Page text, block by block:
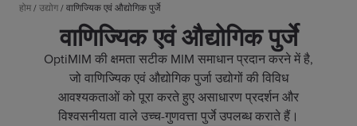
होम/उद्योग/वाणिज्यिक एवं औद्योगिक पुर्जे
वाणिज्यिक एवं औद्योगिक पुर्जे
OptiMIM की क्षमता सटीक MIM समाधान प्रदान करने में है,
जो वाणिज्यिक एवं औद्योगिक पुर्जा उद्योगों की विविध
आवश्यकताओं को पूरा करते हुए असाधारण प्रदर्शन और
विश्वसनीयता वाले उच्च-गुणवत्ता पुर्जे उपलब्ध कराते हैं।